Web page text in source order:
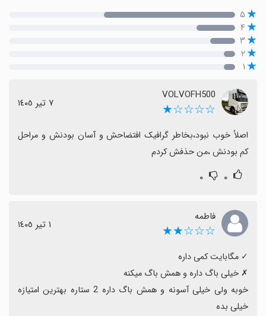
۵
۴
۳
۲
۱
VOLVOFH500
☆☆☆☆★ ٧ تیر ١٤٠٥
کم بودنش ،من حذفش کردم
۰ ۰
فاطمه
☆☆☆★★ ١ تیر ١٤٠٥
خیلی بده